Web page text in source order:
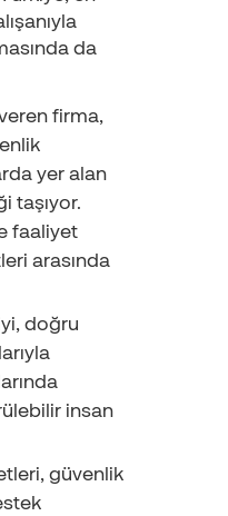
da
firma,
yer alan
taşıyor.
faaliyet
arasında
doğru
insan
güvenlik